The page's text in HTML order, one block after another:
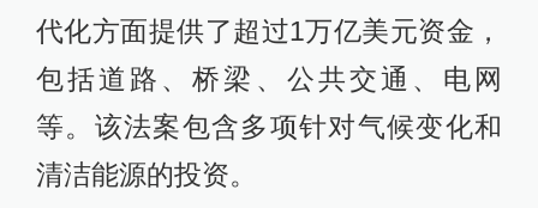
代化方面提供了超过1万亿美元资金，
包括道路、桥梁、公共交通、电网
等。该法案包含多项针对气候变化和
清洁能源的投资。